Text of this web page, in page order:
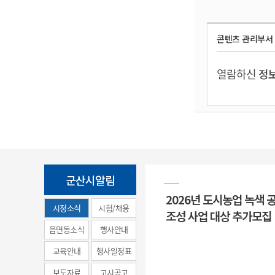
콘텐츠 관리부서
열람하신 정
군산시알림
시정소식
(municipal
news)
2026년 도시농업 녹색
조성 사업 대상 추가모집
시험/채용
읍면동소식
행사안내
교육안내
행사일정표
보도자료
고시공고